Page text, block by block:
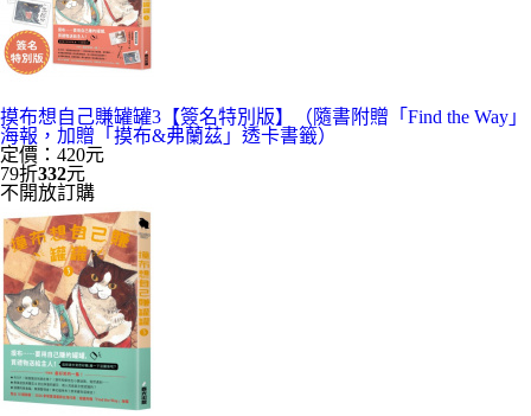
摸布想自己賺罐罐3【簽名特別版】（隨書附贈「Find the Way」
海報，加贈「摸布&弗蘭茲」透卡書籤）
定價：420元
79折332元
不開放訂購